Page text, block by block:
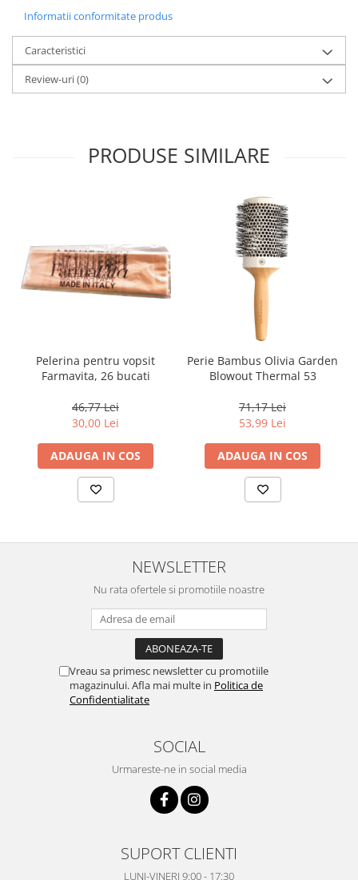
Informatii conformitate produs
Caracteristici
Review-uri(0)
PRODUSE SIMILARE
Pelerina pentru vopsit
Farmavita, 26 bucati
46,77 Lei
30,00 Lei
ADAUGA IN COS
Perie Bambus Olivia Garden
Blowout Thermal 53
71,17 Lei
53,99 Lei
ADAUGA IN COS
NEWSLETTER
Nu rata ofertele si promotiile noastre
Vreau sa primesc newsletter cu promotiile
magazinului. Afla mai multe in Politica de
Confidentialitate
SOCIAL
Urmareste-ne in social media
SUPORT CLIENTI
LUNI-VINERI 9:00 - 17:30